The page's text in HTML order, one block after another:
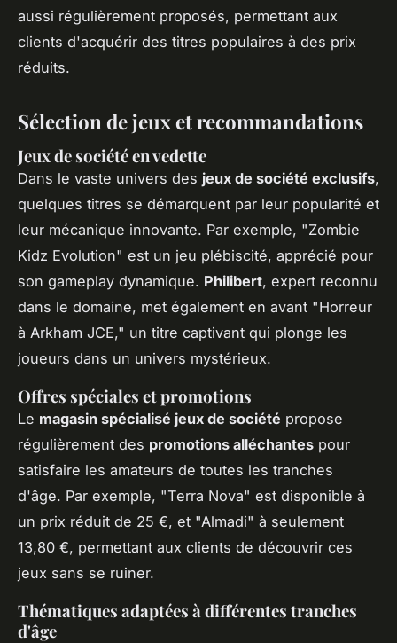
aussi régulièrement proposés, permettant aux
clients d'acquérir des titres populaires à des prix
réduits.
Sélection de jeux et recommandations
Jeux de société en vedette
Dans le vaste univers des jeux de société exclusifs,
quelques titres se démarquent par leur popularité et
leur mécanique innovante. Par exemple, "Zombie
Kidz Evolution" est un jeu plébiscité, apprécié pour
son gameplay dynamique. Philibert, expert reconnu
dans le domaine, met également en avant "Horreur
à Arkham JCE," un titre captivant qui plonge les
joueurs dans un univers mystérieux.
Offres spéciales et promotions
Le magasin spécialisé jeux de société propose
régulièrement des promotions alléchantes pour
satisfaire les amateurs de toutes les tranches
d'âge. Par exemple, "Terra Nova" est disponible à
un prix réduit de 25 €, et "Almadi" à seulement
13,80 €, permettant aux clients de découvrir ces
jeux sans se ruiner.
Thématiques adaptées à différentes tranches
d'âge